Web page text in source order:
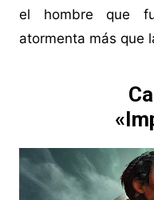
el hombre que
atormenta más que